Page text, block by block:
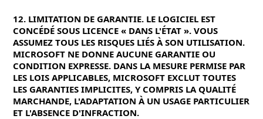
12. LIMITATION DE GARANTIE. LE LOGICIEL EST
CONCÉDÉ SOUS LICENCE « DANS L'ÉTAT ». VOUS
ASSUMEZ TOUS LES RISQUES LIÉS À SON UTILISATION.
MICROSOFT NE DONNE AUCUNE GARANTIE OU
CONDITION EXPRESSE. DANS LA MESURE PERMISE PAR
LES LOIS APPLICABLES, MICROSOFT EXCLUT TOUTES
LES GARANTIES IMPLICITES, Y COMPRIS LA QUALITÉ
MARCHANDE, L'ADAPTATION À UN USAGE PARTICULIER
ET L'ABSENCE D'INFRACTION.